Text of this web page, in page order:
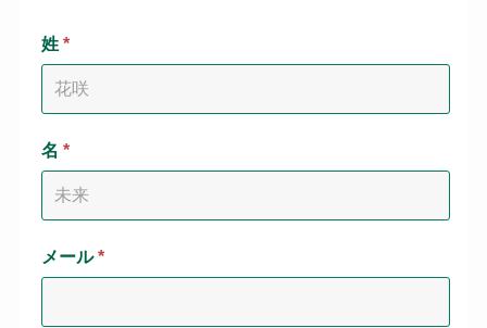
姓 *
名 *
メール*